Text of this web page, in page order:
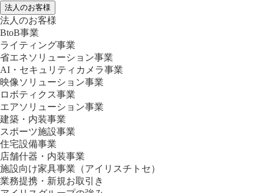
法人のお客様
法人のお客様
BtoB事業
ライティング事業
省エネソリューション事業
AI・セキュリティカメラ事業
映像ソリューション事業
ロボティクス事業
エアソリューション事業
建築・内装事業
スポーツ施設事業
住宅設備事業
店舗什器・内装事業
施設向け家具事業 （アイリスチトセ）
業務提携・新規お取引き